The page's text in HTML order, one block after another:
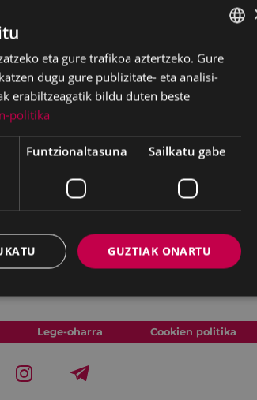
Hitzordu hau
Lege-oharra Cookien politika
BASQUE
SPANISH
eta gure trafikoa aztertzeko. Gure
dugu gure publizitate- eta analisi-
erabiltzeagatik bildu duten beste
politika
Funtzionaltasuna Sailkatu gabe
GUZTIAK ONARTU